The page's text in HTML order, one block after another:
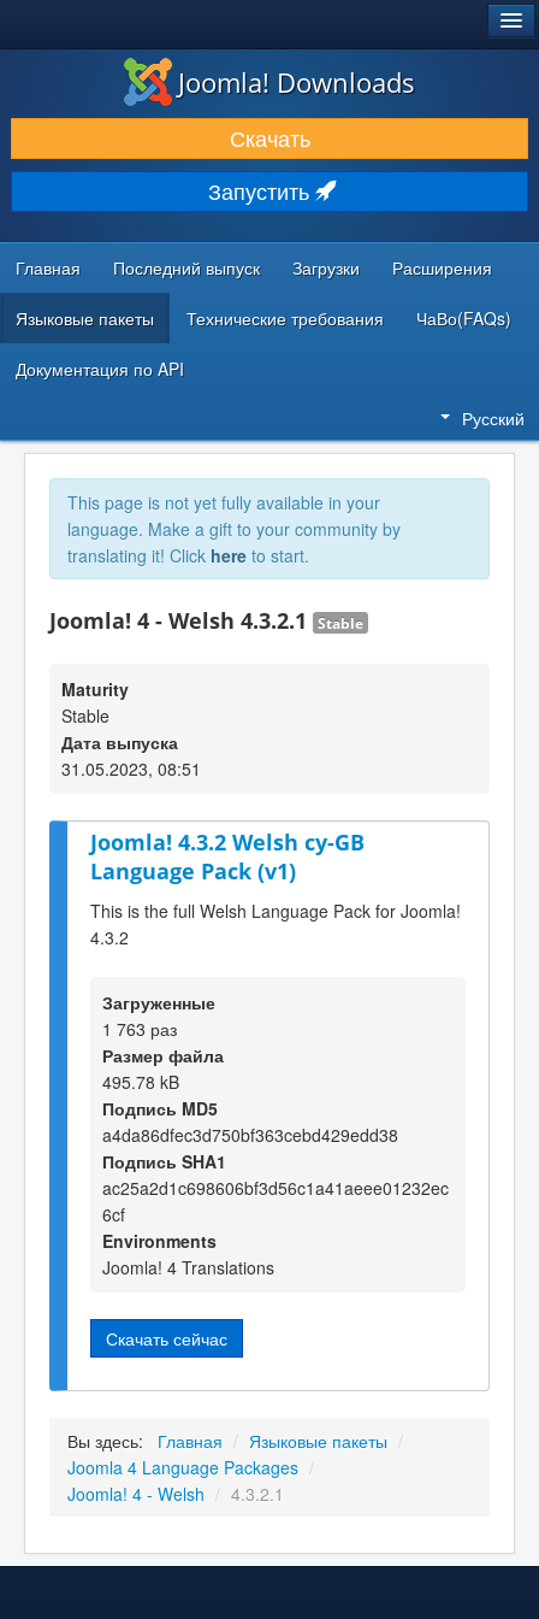
ЗАГРУЗКИ И РАСШИРЕНИЯ
ДОКУМЕНТАЦИЯ И ОБУЧЕНИЕ
СООБЩЕСТВО И ПОДДЕРЖКА
РЕСУРСЫ ДЛЯ РАЗРАБОТЧИКОВ
Joomla! Downloads
Скачать
Запустить
Главная Последний выпуск Загрузки Расширения
Языковые пакеты Технические требования ЧаВо(FAQs)
Документация по API
Русский
This page is not yet fully available in your
language. Make a gift to your community by
translating it! Click here to start.
Joomla! 4 - Welsh 4.3.2.1 Stable
Maturity
Stable
Дата выпуска
31.05.2023, 08:51
Joomla! 4.3.2 Welsh cy-GB
Language Pack (v1)
This is the full Welsh Language Pack for Joomla!
4.3.2
Загруженные
1 763 раз
Размер файла
495.78 kB
Подпись MD5
a4da86dfec3d750bf363cebd429edd38
Подпись SHA1
ac25a2d1c698606bf3d56c1a41aeee01232ec
6cf
Environments
Joomla! 4 Translations
Скачать сейчас
Вы здесь: Главная / Языковые пакеты /
Joomla 4 Language Packages /
Joomla! 4 - Welsh / 4.3.2.1